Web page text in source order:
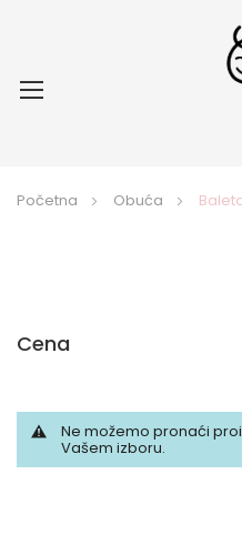
Početna Obuća
Cena
Ne možemo pronaći
Vašem izboru.